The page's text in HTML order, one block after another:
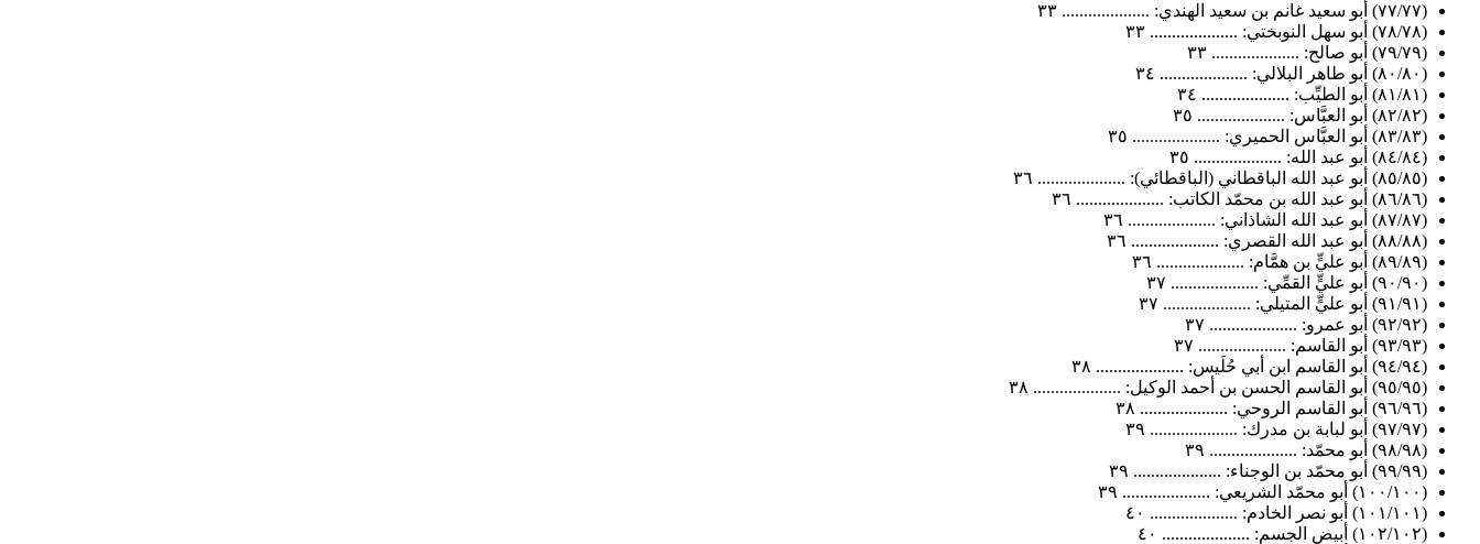
(٧٧/٧٧) أبو سعيد غانم بن سعيد الهندي: .................... ٣٣
(٧٨/٧٨) أبو سهل النوبختي: .................... ٣٣
(٧٩/٧٩) أبو صالح: .................... ٣٣
(٨٠/٨٠) أبو طاهر البلالي: .................... ٣٤
(٨١/٨١) أبو الطيِّب: .................... ٣٤
(٨٢/٨٢) أبو العبَّاس: .................... ٣٥
(٨٣/٨٣) أبو العبَّاس الحميري: .................... ٣٥
(٨٤/٨٤) أبو عبد الله: .................... ٣٥
(٨٥/٨٥) أبو عبد الله الباقطاني (الباقطائي): .................... ٣٦
(٨٦/٨٦) أبو عبد الله بن محمّد الكاتب: .................... ٣٦
(٨٧/٨٧) أبو عبد الله الشاذاني: .................... ٣٦
(٨٨/٨٨) أبو عبد الله القصري: .................... ٣٦
(٨٩/٨٩) أبو عليٍّ بن همَّام: .................... ٣٦
(٩٠/٩٠) أبو عليٍّ القمِّي: .................... ٣٧
(٩١/٩١) أبو عليٍّ المتيلي: .................... ٣٧
(٩٢/٩٢) أبو عمرو: .................... ٣٧
(٩٣/٩٣) أبو القاسم: .................... ٣٧
(٩٤/٩٤) أبو القاسم ابن أبي حُلَيس: .................... ٣٨
(٩٥/٩٥) أبو القاسم الحسن بن أحمد الوكيل: .................... ٣٨
(٩٦/٩٦) أبو القاسم الروحي: .................... ٣٨
(٩٧/٩٧) أبو لبابة بن مدرك: .................... ٣٩
(٩٨/٩٨) أبو محمّد: .................... ٣٩
(٩٩/٩٩) أبو محمّد بن الوجناء: .................... ٣٩
(١٠٠/١٠٠) أبو محمّد الشريعي: .................... ٣٩
(١٠١/١٠١) أبو نصر الخادم: .................... ٤٠
(١٠٢/١٠٢) أبيض الجسم: .................... ٤٠